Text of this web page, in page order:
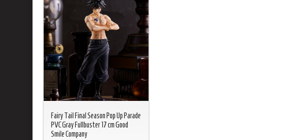
Fairy Tail Final Season Pop Up Parade
PVC Gray Fullbuster 17 cm Good
Smile Company